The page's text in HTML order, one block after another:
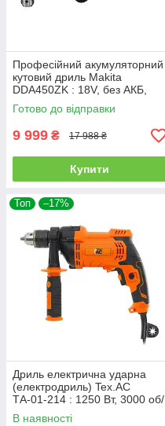
Професійний акумуляторний
кутовий дриль Makita
DDA450ZK : 18V, без АКБ,
крутний момент 70 Нм, 1400
об/хв
Готово до відправки
9 999 ₴ 17 988 ₴
Купити
Топ –17%
Дриль електрична ударна
(електродриль) Tex.AC
ТА-01-214 : 1250 Вт, 3000 об/
хв., 2.2 кг
В наявності